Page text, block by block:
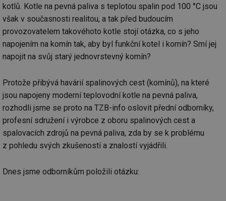
kotlů. Kotle na pevná paliva s teplotou spalin pod 100 °C jsou
však v současnosti realitou, a tak před budoucím
provozovatelem takovéhoto kotle stojí otázka, co s jeho
napojením na komín tak, aby byl funkční kotel i komín? Smí jej
napojit na svůj starý jednovrstevný komín?
Protože přibývá havárií spalinových cest (komínů), na které
jsou napojeny moderní teplovodní kotle na pevná paliva,
rozhodli jsme se proto na TZB-info oslovit přední odborníky,
profesní sdružení i výrobce z oboru spalinových cest a
spalovacích zdrojů na pevná paliva, zda by se k problému
z pohledu svých zkušeností a znalostí vyjádřili.
Dnes jsme odborníkům položili otázku: